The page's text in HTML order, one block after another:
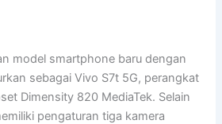
model smartphone baru dengan
sebagai Vivo S7t 5G, perangkat
Dimensity 820 MediaTek. Selain
pengaturan tiga kamera